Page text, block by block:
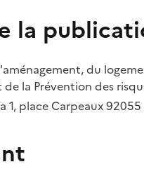
la
du
la Prévention des
1, place Carpeaux